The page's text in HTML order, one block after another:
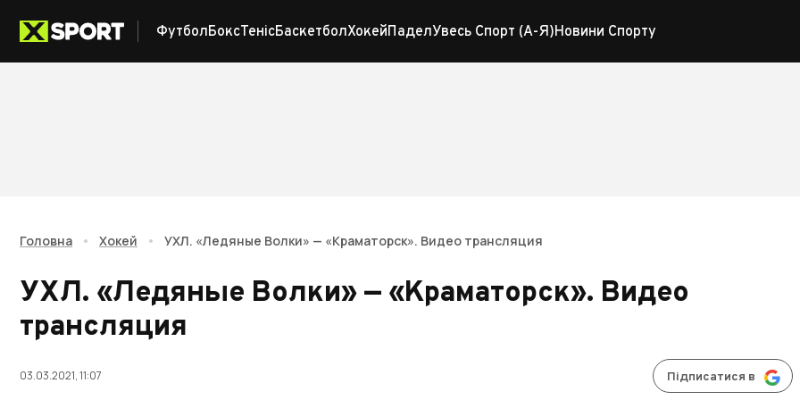
ФутболБоксТенісБаскетболХокейПаделУвесь Спорт (А-Я)Новини Спорту
Головна • Хокей • УХЛ. «Ледяные Волки» — «Краматорск». Видео трансляция
УХЛ. «Ледяные Волки» — «Краматорск». Видео
трансляция
03.03.2021, 11:07 Підписатися в